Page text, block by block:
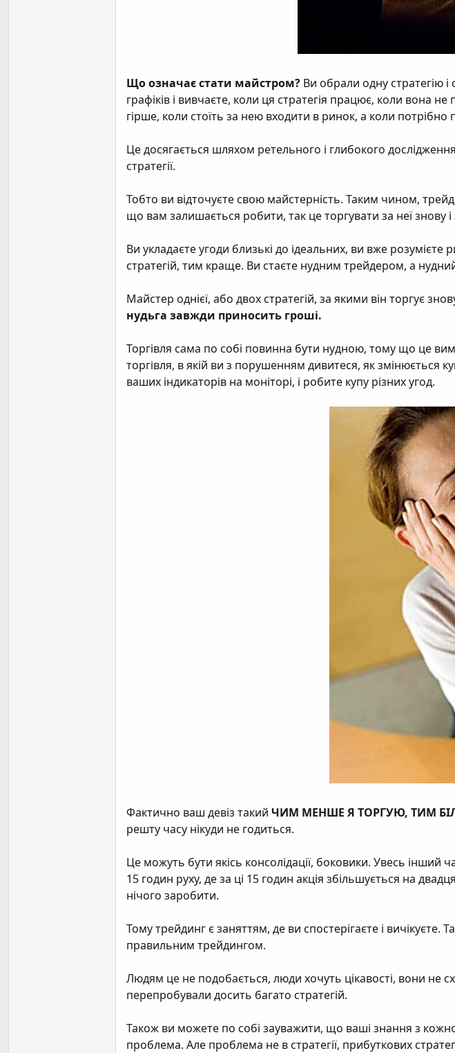
Що означає стати майстром? Ви обрали одну стратегію
графіків і вивчаєте, коли ця стратегія працює, коли
гірше, коли стоїть за нею входити в ринок, а коли потрібно
Це досягається шляхом ретельного і глибокого
стратегії.
Тобто ви відточуєте свою майстерність. Таким чином,
що вам залишається робити, так це торгувати за неї знову
Ви укладаєте угоди близькі до ідеальних, ви вже
стратегій, тим краще. Ви стаєте нудним трейдером, а
Майстер однієї, або двох стратегій, за якими він торгує
нудьга завжди приносить гроші.
Торгівля сама по собі повинна бути нудною, тому що це
торгівля, в якій ви з порушенням дивитеся, як змінюється
ваших індикаторів на моніторі, і робите купу різних угод.
Фактично ваш девіз такий ЧИМ МЕНШЕ Я ТОРГУЮ, ТИМ
решту часу нікуди не годиться.
Це можуть бути якісь консолідації, боковики. Увесь
15 годин руху, де за ці 15 годин акція збільшується на
нічого заробити.
Тому трейдинг є заняттям, де ви спостерігаєте і
правильним трейдингом.
Людям це не подобається, люди хочуть цікавості, вони не
перепробували досить багато стратегій.
Також ви можете по собі зауважити, що ваші знання з
проблема. Але проблема не в стратегії, прибуткових